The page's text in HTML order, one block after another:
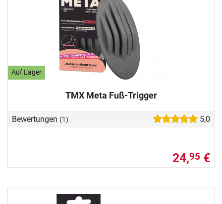
Auf Lager
TMX Meta Fuß-Trigger
Bewertungen (1) 5,0
24,95 €